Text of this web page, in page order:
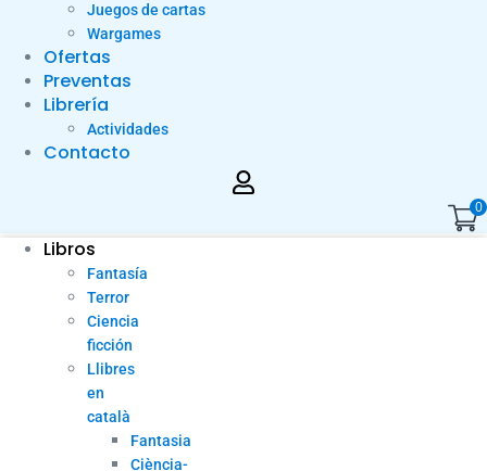
Juegos de cartas
Wargames
Ofertas
Preventas
Librería
Actividades
Contacto
0
Libros
Fantasía
Terror
Ciencia
ficción
Llibres
en
català
Fantasia
Ciència-